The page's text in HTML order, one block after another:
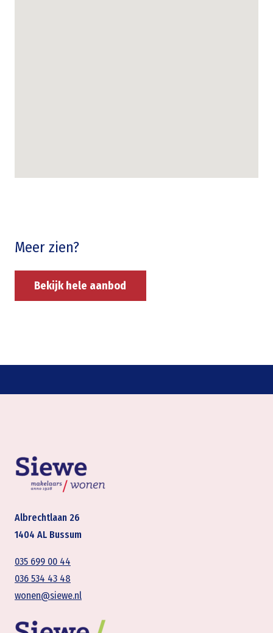
Meer zien?
Bekijk hele aanbod
Albrechtlaan 26
1404 AL Bussum
035 699 00 44
036 534 43 48
wonen@siewe.nl